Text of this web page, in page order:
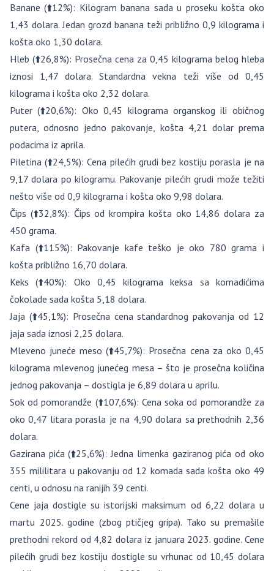
Banane (⬆️12%): Kilogram banana sada u proseku košta oko
1,43 dolara. Jedan grozd banana teži približno 0,9 kilograma i
košta oko 1,30 dolara.
Hleb (⬆️26,8%): Prosečna cena za 0,45 kilograma belog hleba
iznosi 1,47 dolara. Standardna vekna teži više od 0,45
kilograma i košta oko 2,32 dolara.
Puter (⬆️20,6%): Oko 0,45 kilograma organskog ili običnog
putera, odnosno jedno pakovanje, košta 4,21 dolar prema
podacima iz aprila.
Piletina (⬆️24,5%): Cena pilećih grudi bez kostiju porasla je na
9,17 dolara po kilogramu. Pakovanje pilećih grudi može težiti
nešto više od 0,9 kilograma i košta oko 9,98 dolara.
Čips (⬆️32,8%): Čips od krompira košta oko 14,86 dolara za
450 grama.
Kafa (⬆️115%): Pakovanje kafe teško je oko 780 grama i
košta približno 16,70 dolara.
Keks (⬆️40%): Oko 0,45 kilograma keksa sa komadićima
čokolade sada košta 5,18 dolara.
Jaja (⬆️45,1%): Prosečna cena standardnog pakovanja od 12
jaja sada iznosi 2,25 dolara.
Mleveno juneće meso (⬆️45,7%): Prosečna cena za oko 0,45
kilograma mlevenog junećeg mesa – što je prosečna količina
jednog pakovanja – dostigla je 6,89 dolara u aprilu.
Sok od pomorandže (⬆️107,6%): Cena soka od pomorandže za
oko 0,47 litara porasla je na 4,90 dolara sa prethodnih 2,36
dolara.
Gazirana pića (⬆️25,6%): Jedna limenka gaziranog pića od oko
355 mililitara u pakovanju od 12 komada sada košta oko 49
centi, u odnosu na ranijih 39 centi.
Cene jaja dostigle su istorijski maksimum od 6,22 dolara u
martu 2025. godine (zbog ptičjeg gripa). Tako su premašile
prethodni rekord od 4,82 dolara iz januara 2023. godine. Cene
pilećih grudi bez kostiju dostigle su vrhunac od 10,45 dolara